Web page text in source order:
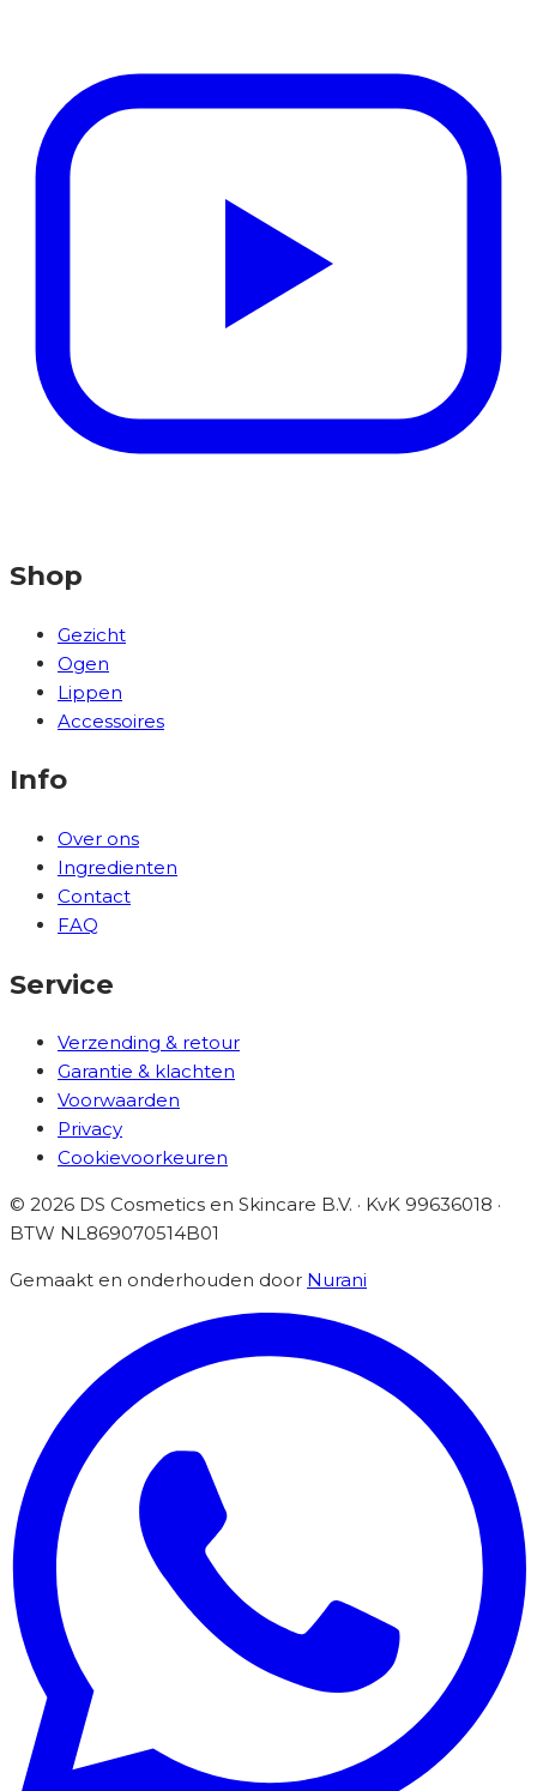
Shop
Gezicht
Ogen
Lippen
Accessoires
Info
Over ons
Ingredienten
Contact
FAQ
Service
Verzending & retour
Garantie & klachten
Voorwaarden
Privacy
Cookievoorkeuren
© 2026 DS Cosmetics en Skincare B.V. · KvK 99636018 ·
BTW NL869070514B01
Gemaakt en onderhouden door Nurani